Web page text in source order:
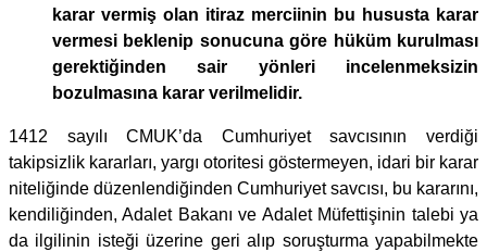
karar vermiş olan itiraz merciinin bu hususta karar
vermesi beklenip sonucuna göre hüküm kurulması
gerektiğinden sair yönleri incelenmeksizin
bozulmasına karar verilmelidir.
1412 sayılı CMUK’da Cumhuriyet savcısının verdiği
takipsizlik kararları, yargı otoritesi göstermeyen, idari bir karar
niteliğinde düzenlendiğinden Cumhuriyet savcısı, bu kararını,
kendiliğinden, Adalet Bakanı ve Adalet Müfettişinin talebi ya
da ilgilinin isteği üzerine geri alıp soruşturma yapabilmekte